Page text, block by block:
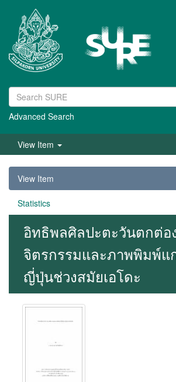
Advanced Search
View Item
View Item
Statistics
อิทธิพลศิลปะตะวันตกต่อ
จิตรกรรมและภาพพิมพ์แ
ญี่ปุ่นช่วงสมัยเอโดะ